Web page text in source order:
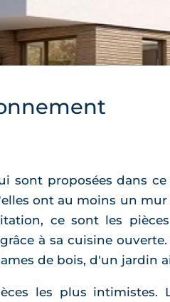
sont proposées dans
ont au moins un
ce sont les
à sa cuisine
de bois, d'un jardin
les plus intimistes.